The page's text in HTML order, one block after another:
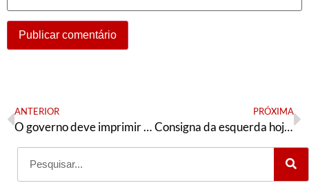
ANTERIOR
O governo deve imprimir dinheiro e se endividar?
PRÓXIMA
Consigna da esquerda hoje: Fora Bolsonaro